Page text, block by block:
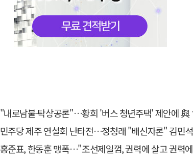
"내로남불·탁상공론"…황희 '버스 청년주택' 제안에 與 내부서도 쓴소리
민주당 제주 연설회 난타전…정청래 "배신자론" 김민석 "관리 무능"
홍준표, 한동훈 맹폭…"조선제일껌, 권력에 살고 권력에 죽었다"